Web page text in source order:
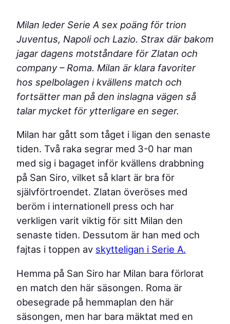
Milan leder Serie A sex poäng för trion
Juventus, Napoli och Lazio. Strax där bakom
jagar dagens motståndare för Zlatan och
company – Roma. Milan är klara favoriter
hos spelbolagen i kvällens match och
fortsätter man på den inslagna vägen så
talar mycket för ytterligare en seger.
Milan har gått som tåget i ligan den senaste
tiden. Två raka segrar med 3-0 har man
med sig i bagaget inför kvällens drabbning
på San Siro, vilket så klart är bra för
självförtroendet. Zlatan överöses med
beröm i internationell press och har
verkligen varit viktig för sitt Milan den
senaste tiden. Dessutom är han med och
fajtas i toppen av skytteligan i Serie A.
Hemma på San Siro har Milan bara förlorat
en match den här säsongen. Roma är
obesegrade på hemmaplan den här
säsongen, men har bara mäktat med en